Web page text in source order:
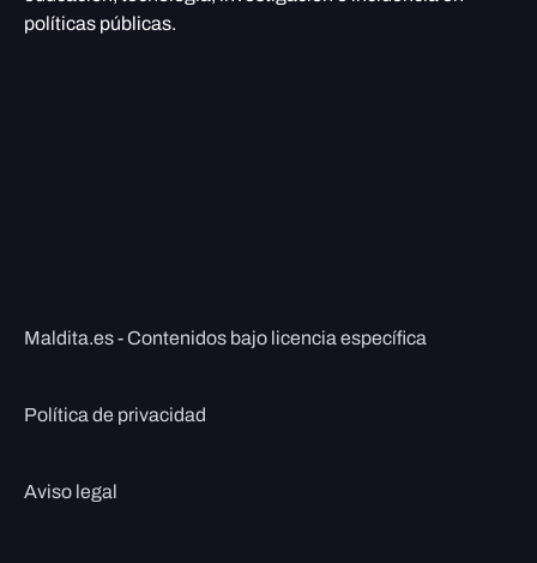
políticas públicas.
Maldita.es - Contenidos bajo licencia específica
Política de privacidad
Aviso legal